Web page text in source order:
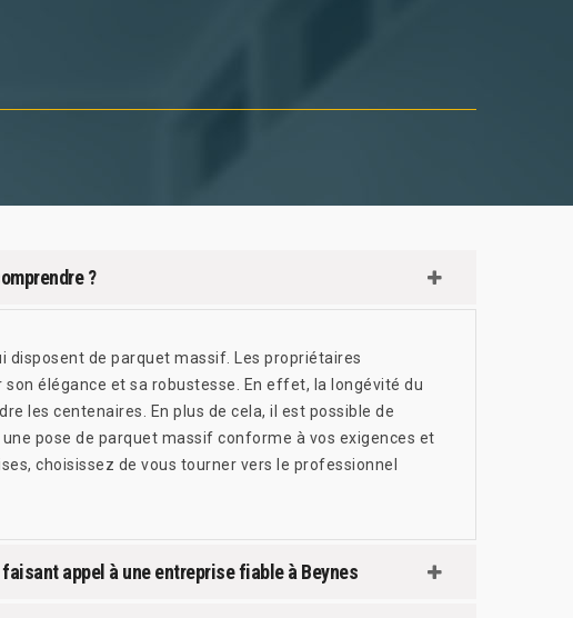
?
disposent de parquet massif. Les propriétaires
élégance et sa robustesse. En effet, la longévité du
les centenaires. En plus de cela, il est possible de
pose de parquet massif conforme à vos exigences et
choisissez de vous tourner vers le professionnel
appel à une entreprise fiable à Beynes